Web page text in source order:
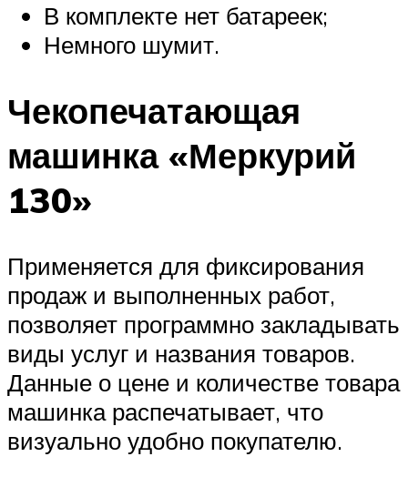
В комплекте нет батареек;
Немного шумит.
Чекопечатающая
машинка «Меркурий
130»
Применяется для фиксирования
продаж и выполненных работ,
позволяет программно закладывать
виды услуг и названия товаров.
Данные о цене и количестве товара
машинка распечатывает, что
визуально удобно покупателю.